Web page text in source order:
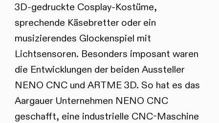
3D-gedruckte Cosplay-Kostüme,
sprechende Käsebretter oder ein
musizierendes Glockenspiel mit
Lichtsensoren. Besonders imposant waren
die Entwicklungen der beiden Aussteller
NENO CNC und ARTME 3D. So hat es das
Aargauer Unternehmen NENO CNC
geschafft, eine industrielle CNC-Maschine